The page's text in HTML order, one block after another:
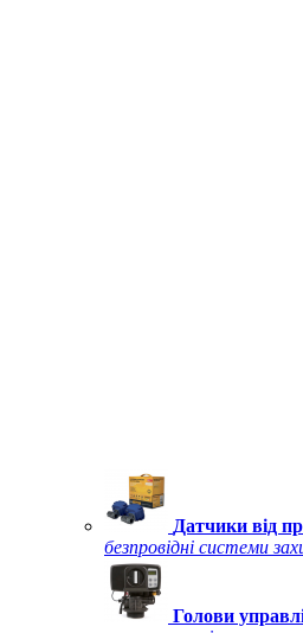
Датчики від
безпровідні системи
Голови